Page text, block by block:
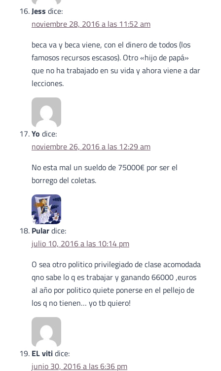
Jess dice:
noviembre 28, 2016 a las 11:52 am
beca va y beca viene, con el dinero de todos (los
famosos recursos escasos). Otro «hijo de papá»
que no ha trabajado en su vida y ahora viene a dar
lecciones.
Yo dice:
noviembre 26, 2016 a las 12:29 am
No esta mal un sueldo de 75000€ por ser el
borrego del coletas.
Pulardice:
julio 10, 2016 a las 10:14 pm
O sea otro politico privilegiado de clase acomodada
qno sabe lo q es trabajar y ganando 66000 ,euros
al año por politico quiete ponerse en el pellejo de
los q no tienen… yo tb quiero!
EL vitidice:
junio 30, 2016 a las 6:36 pm